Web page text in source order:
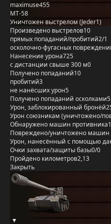
maximuse455
MT-58
Уничтожен выстрелом (Jeder1)
Произведено выстрелов10
прямых попаданий/пробитий2/1
осколочно-фугасных
Нанесение урона725
с дистанции свыше 300 м0
Получено попаданий10
пробитий3
не нанёсших урон5
Получено попаданий осколками5
Урон, заблокированный бронёй
Урон союзникам (уничтожено/
Обнаружено машин противника1
Повреждено/уничтожено машин
Урон, нанесённый с помощью
Очки захвата/защиты базы0/0
Пройдено километров2,13
Закрыть